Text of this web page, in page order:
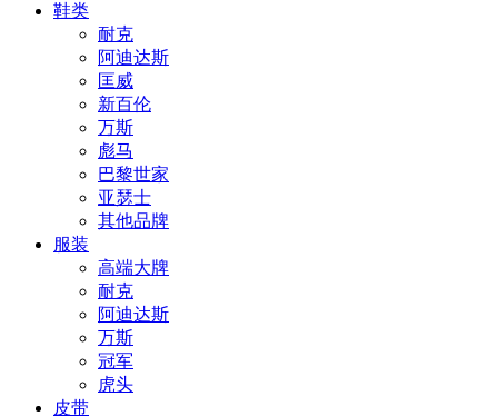
鞋类
耐克
阿迪达斯
匡威
新百伦
万斯
彪马
巴黎世家
亚瑟士
其他品牌
服装
高端大牌
耐克
阿迪达斯
万斯
冠军
虎头
皮带